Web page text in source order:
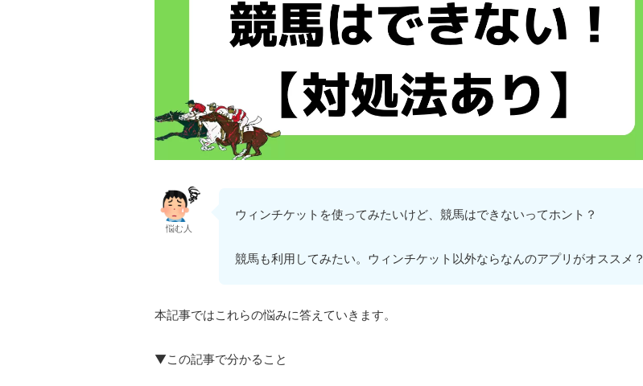
悩む人
ウィンチケットを使ってみたいけど、競馬はできないってホント？
競馬も利用してみたい。ウィンチケット以外ならなんのアプリがオススメ？
本記事ではこれらの悩みに答えていきます。
▼この記事で分かること